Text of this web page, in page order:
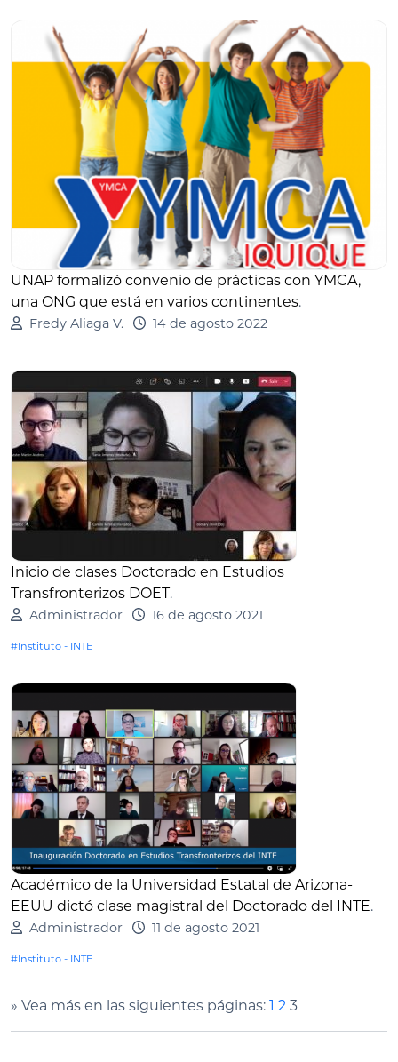
UNAP formalizó convenio de prácticas con YMCA,
una ONG que está en varios continentes.
Fredy Aliaga V. 14 de agosto 2022
Inicio de clases Doctorado en Estudios
Transfronterizos DOET.
Administrador 16 de agosto 2021
#Instituto - INTE
Académico de la Universidad Estatal de Arizona-
EEUU dictó clase magistral del Doctorado del INTE.
Administrador 11 de agosto 2021
#Instituto - INTE
» Vea más en las siguientes páginas: 1 2 3